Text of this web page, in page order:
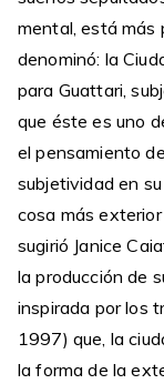
mental, está más
denominó: la
para Guattari,
que éste es uno
el pensamiento
subjetividad en
cosa más exterior
sugirió Janice
la producción de
inspirada por los
1997) que, la
la forma de la